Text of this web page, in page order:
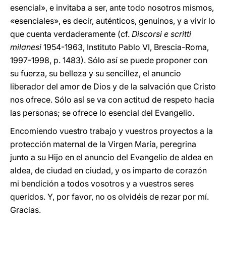
esencial», e invitaba a ser, ante todo nosotros mismos,
«esenciales», es decir, auténticos, genuinos, y a vivir lo
que cuenta verdaderamente (cf. Discorsi e scritti
milanesi 1954-1963, Instituto Pablo VI, Brescia-Roma,
1997-1998, p. 1483). Sólo así se puede proponer con
su fuerza, su belleza y su sencillez, el anuncio
liberador del amor de Dios y de la salvación que Cristo
nos ofrece. Sólo así se va con actitud de respeto hacia
las personas; se ofrece lo esencial del Evangelio.
Encomiendo vuestro trabajo y vuestros proyectos a la
protección maternal de la Virgen María, peregrina
junto a su Hijo en el anuncio del Evangelio de aldea en
aldea, de ciudad en ciudad, y os imparto de corazón
mi bendición a todos vosotros y a vuestros seres
queridos. Y, por favor, no os olvidéis de rezar por mí.
Gracias.